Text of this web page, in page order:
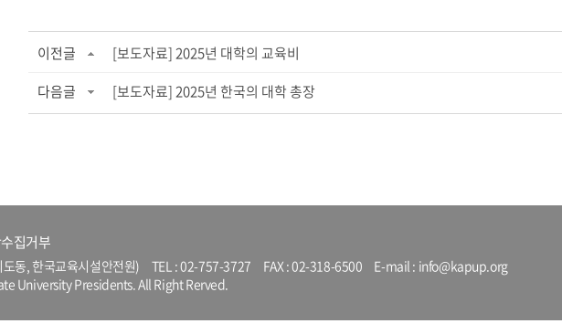
이전글
[보도자료] 2025년 대학의 교육비
다음글
[보도자료] 2025년 한국의 대학 총장
집거부
도동, 한국교육시설안전원) TEL :02-757-3727 FAX : 02-318-6500 E-mail : info@kapup.org
University Presidents. All Right Rerved.